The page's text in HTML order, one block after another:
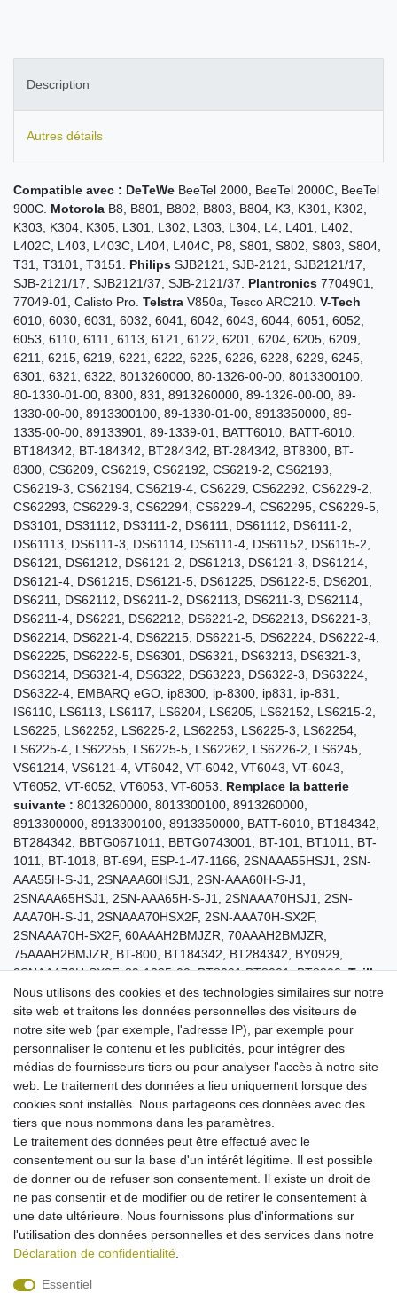
Description
Autres détails
Compatible avec : DeTeWe BeeTel 2000, BeeTel 2000C, BeeTel
900C. Motorola B8, B801, B802, B803, B804, K3, K301, K302,
K303, K304, K305, L301, L302, L303, L304, L4, L401, L402,
L402C, L403, L403C, L404, L404C, P8, S801, S802, S803, S804,
T31, T3101, T3151. Philips SJB2121, SJB-2121, SJB2121/17,
SJB-2121/17, SJB2121/37, SJB-2121/37. Plantronics 7704901,
77049-01, Calisto Pro. Telstra V850a, Tesco ARC210. V-Tech
6010, 6030, 6031, 6032, 6041, 6042, 6043, 6044, 6051, 6052,
6053, 6110, 6111, 6113, 6121, 6122, 6201, 6204, 6205, 6209,
6211, 6215, 6219, 6221, 6222, 6225, 6226, 6228, 6229, 6245,
6301, 6321, 6322, 8013260000, 80-1326-00-00, 8013300100,
80-1330-01-00, 8300, 831, 8913260000, 89-1326-00-00, 89-
1330-00-00, 8913300100, 89-1330-01-00, 8913350000, 89-
1335-00-00, 89133901, 89-1339-01, BATT6010, BATT-6010,
BT184342, BT-184342, BT284342, BT-284342, BT8300, BT-
8300, CS6209, CS6219, CS62192, CS6219-2, CS62193,
CS6219-3, CS62194, CS6219-4, CS6229, CS62292, CS6229-2,
CS62293, CS6229-3, CS62294, CS6229-4, CS62295, CS6229-5,
DS3101, DS31112, DS3111-2, DS6111, DS61112, DS6111-2,
DS61113, DS6111-3, DS61114, DS6111-4, DS61152, DS6115-2,
DS6121, DS61212, DS6121-2, DS61213, DS6121-3, DS61214,
DS6121-4, DS61215, DS6121-5, DS61225, DS6122-5, DS6201,
DS6211, DS62112, DS6211-2, DS62113, DS6211-3, DS62114,
DS6211-4, DS6221, DS62212, DS6221-2, DS62213, DS6221-3,
DS62214, DS6221-4, DS62215, DS6221-5, DS62224, DS6222-4,
DS62225, DS6222-5, DS6301, DS6321, DS63213, DS6321-3,
DS63214, DS6321-4, DS6322, DS63223, DS6322-3, DS63224,
DS6322-4, EMBARQ eGO, ip8300, ip-8300, ip831, ip-831,
IS6110, LS6113, LS6117, LS6204, LS6205, LS62152, LS6215-2,
LS6225, LS62252, LS6225-2, LS62253, LS6225-3, LS62254,
LS6225-4, LS62255, LS6225-5, LS62262, LS6226-2, LS6245,
VS61214, VS6121-4, VT6042, VT-6042, VT6043, VT-6043,
VT6052, VT-6052, VT6053, VT-6053. Remplace la batterie
suivante : 8013260000, 8013300100, 8913260000,
8913300000, 8913300100, 8913350000, BATT-6010, BT184342,
BT284342, BBTG0671011, BBTG0743001, BT-101, BT1011, BT-
1011, BT-1018, BT-694, ESP-1-47-1166, 2SNAAA55HSJ1, 2SN-
AAA55H-S-J1, 2SNAAA60HSJ1, 2SN-AAA60H-S-J1,
2SNAAA65HSJ1, 2SN-AAA65H-S-J1, 2SNAAA70HSJ1, 2SN-
AAA70H-S-J1, 2SNAAA70HSX2F, 2SN-AAA70H-SX2F,
2SNAAA70H-SX2F, 60AAAH2BMJZR, 70AAAH2BMJZR,
75AAAH2BMJZR, BT-800, BT184342, BT284342, BY0929,
2SNAAA70H-SX2F, 89-1335-00, BT8001 BT8001, BT8300.Taille
:environ 44,5 x 20,5 x 10,5 mm. Capacité : 700 mAh.
Temps de veille et de conversation longs
capacité maximale possible pour ce type de batterie !
cellules haute qualité garantissant une grande longévité
parfaitement adaptée
remplace la batterie dorigine des types cités plus haut
chargement avec chaque chargeur compatible avec
l'appareil
pas deffet mémoire
équipée dune protection contre les
surcharge/surchauffe/court-circuit
sécurité maximale possible !
Nous utilisons des cookies et des technologies similaires sur notre
site web et traitons les données personnelles des visiteurs de
notre site web (par exemple, l'adresse IP), par exemple pour
personnaliser le contenu et les publicités, pour intégrer des
médias de fournisseurs tiers ou pour analyser l'accès à notre site
web. Le traitement des données a lieu uniquement lorsque des
cookies sont installés. Nous partageons ces données avec des
tiers que nous nommons dans les paramètres.
Le traitement des données peut être effectué avec le
consentement ou sur la base d'un intérêt légitime. Il est possible
de donner ou de refuser son consentement. Il existe un droit de
ne pas consentir et de modifier ou de retirer le consentement à
une date ultérieure. Nous fournissons plus d'informations sur
l'utilisation des données personnelles et des services dans notre
Déclaration de confidentialité
Essentiel